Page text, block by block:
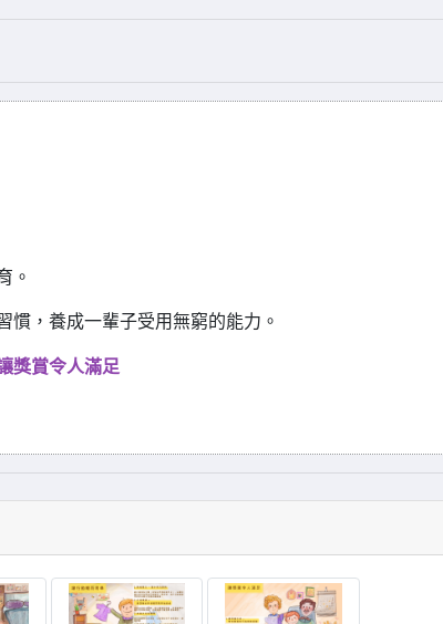
。
慣，養成一輩子受用無窮的能力。
獎賞令人滿足